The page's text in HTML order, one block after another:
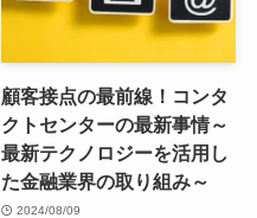
顧客接点の最前線！コンタ
クトセンターの最新事情～
最新テクノロジーを活用し
た金融業界の取り組み～
2024/08/09